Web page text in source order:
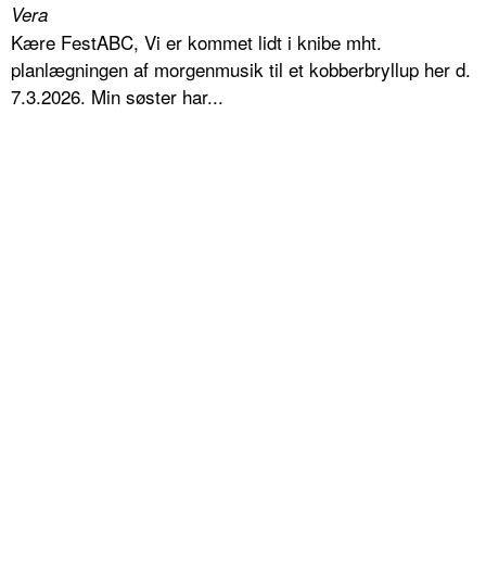
Vera
Kære FestABC, Vi er kommet lidt i knibe mht.
planlægningen af morgenmusik til et kobberbryllup her d.
7.3.2026. Min søster har...